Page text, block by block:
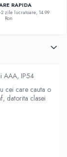
RAPIDA
zile lucratoare, 14.99
Ron
AAA, IP54
cei care cauta o
datorita clasei